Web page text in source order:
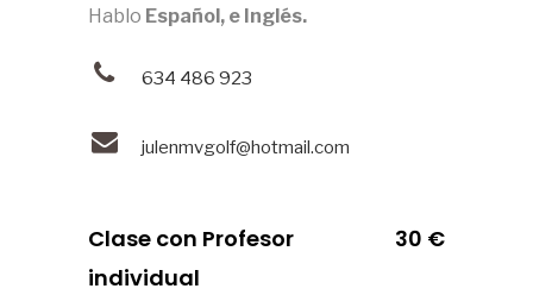
Hablo Español, e Inglés.
634 486 923
julenmvgolf@hotmail.com
Clase con Profesor
individual
30 €